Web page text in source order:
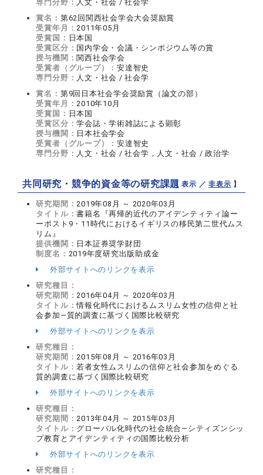
専門分野： 人文・社会 / 社会学
賞名： 第62回関西社会学会大会奨励賞
受賞年月：2011年05月
受賞国： 日本国
受賞区分： 国内学会・会議・シンポジウム等の賞
授与機関： 関西社会学会
受賞者（グループ）：安達智史
専門分野： 人文・社会 / 社会学
賞名： 第9回日本社会学会奨励賞（論文の部）
受賞年月：2010年10月
受賞国： 日本国
受賞区分：学会誌・学術雑誌による顕彰
授与機関： 日本社会学会
受賞者（グループ）：安達智史
専門分野： 人文・社会 / 社会学，人文・社会 / 政治学
共同研究・競争的資金等の研究課題【 表示 ／非表示 】
研究期間：2019年08月 ～ 2020年03月
タイトル：書籍名『再帰的近代のアイデンティティ論ー
ーポスト9・11時代におけるイギリスの移民第二世代ムス
リム』
提供機関： 日本証券奨学財団
制度名： 2019年度研究出版助成金
外部サイトへのリンクを表示
研究種目：
研究期間：2016年04月 ～ 2020年03月
タイトル：情報化時代におけるムスリム女性の信仰と社
会参加―質的調査に基づく国際比較研究
外部サイトへのリンクを表示
研究種目：
研究期間：2015年08月 ～ 2016年03月
タイトル：若者女性ムスリムの信仰と社会参加をめぐる
質的調査に基づく国際比較研究
外部サイトへのリンクを表示
研究種目：
研究期間：2013年04月 ～ 2015年03月
タイトル： グローバル化時代の社会統合―シティズンシッ
プ教育とアイデンティティの国際比較分析
外部サイトへのリンクを表示
研究種目：